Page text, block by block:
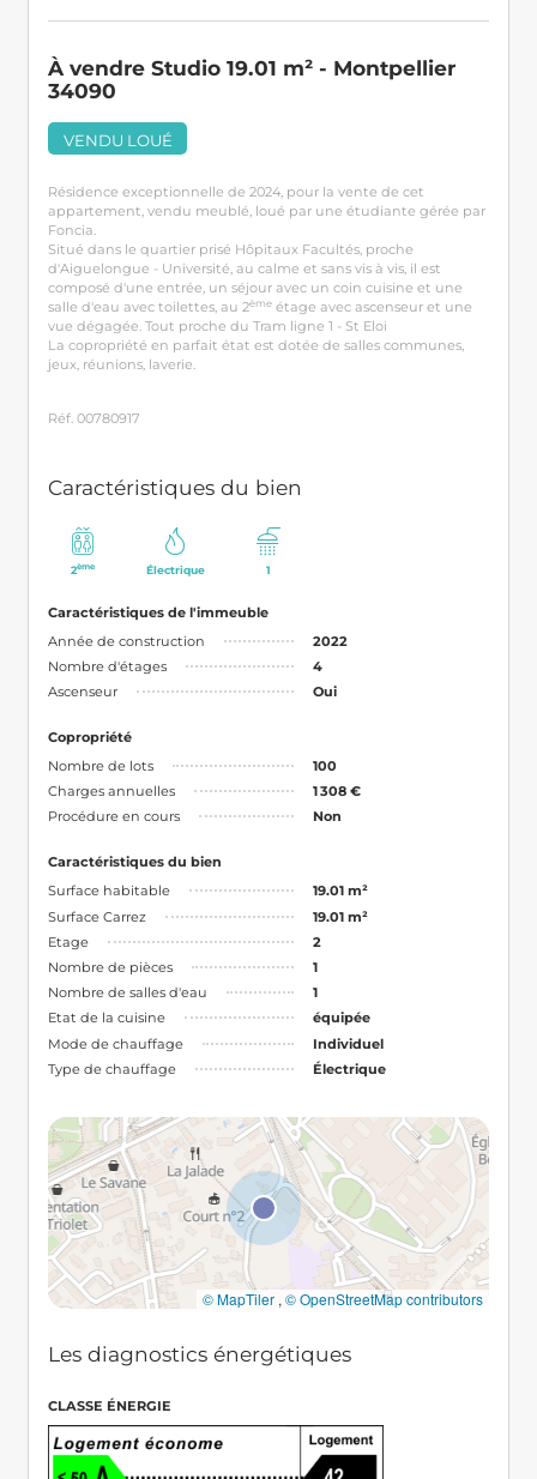
À vendre Studio 19.01 m² - Montpellier
34090
VENDU LOUÉ
Résidence exceptionnelle de 2024, pour la vente de cet
appartement, vendu meublé, loué par une étudiante gérée par
Foncia.
Situé dans le quartier prisé Hôpitaux Facultés, proche
d'Aiguelongue - Université, au calme et sans vis à vis, il est
composé d'une entrée, un séjour avec un coin cuisine et une
salle d'eau avec toilettes, au 2èmeétage avec ascenseur et une
vue dégagée. Tout proche du Tram ligne 1 - St Eloi
La copropriété en parfait état est dotée de salles communes,
jeux, réunions, laverie.
Réf. 00780917
Caractéristiques du bien
2ème Électrique 1
Caractéristiques de l'immeuble
Année de construction
2022
Nombre d'étages
4
Ascenseur
Oui
Copropriété
Nombre de lots
100
Charges annuelles
1 308 €
Procédure en cours
Non
Caractéristiques du bien
Surface habitable
19.01 m²
Surface Carrez
19.01 m²
Etage
2
Nombre de pièces
1
Nombre de salles d'eau
1
Etat de la cuisine
équipée
Mode de chauffage
Individuel
Type de chauffage
Électrique
© MapTiler ,© OpenStreetMap contributors
Les diagnostics énergétiques
CLASSE ÉNERGIE